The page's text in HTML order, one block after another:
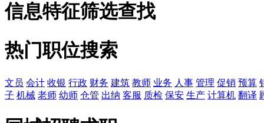
信息特征筛选查找
热门职位搜索
文员 会计 收银 行政 财务 建筑 教师 业务 人事 管理 促销 预算
子 机械 老师 幼师 仓管 出纳 客服 质检 保安 生产 计算机 翻译